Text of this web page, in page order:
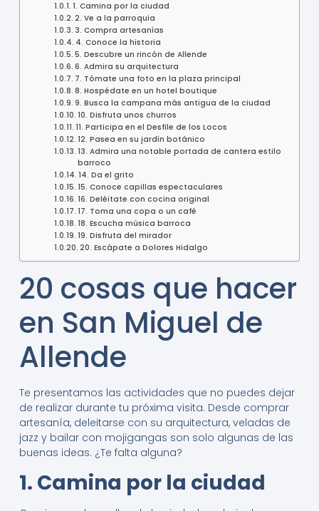
1. Camina por la ciudad
2. Ve a la parroquia
3. Compra artesanías
4. Conoce la historia
5. Descubre un rincón de Allende
6. Admira su arquitectura
7. Tómate una foto en la plaza principal
8. Hospédate en un hotel boutique
9. Busca la campana más antigua de la ciudad
10. Disfruta unos churros
11. Participa en el Desfile de los Locos
12. Pasea en su jardín botánico
13. Admira una notable portada de cantera estilo
barroco
14. Da el grito
15. Conoce capillas espectaculares
16. Deléitate con cocina original
17. Toma una copa o un café
18. Escucha música barroca
19. Disfruta del mirador
20. Escápate a Dolores Hidalgo
20 cosas que hacer
en San Miguel de
Allende
Te presentamos las actividades que no puedes dejar
de realizar durante tu próxima visita. Desde comprar
artesanía, deleitarse con su arquitectura, veladas de
jazz y bailar con mojigangas son solo algunas de las
buenas ideas. ¿Te falta alguna?
1. Camina por la ciudad